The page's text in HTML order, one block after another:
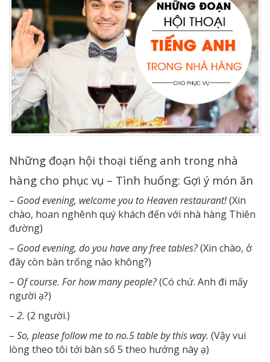
Những đoạn hội thoại tiếng anh trong nhà
hàng cho phục vụ – Tình huống: Gợi ý món ăn
– Good evening, welcome you to Heaven restaurant!(Xin
chào, hoan nghênh quý khách đến với nhà hàng Thiên
đường)
– Good evening, do you have any free tables?(Xin chào, ở
đây còn bàn trống nào không?)
– Of course. For how many people?(Có chứ. Anh đi mấy
người ạ?)
– 2. (2 người.)
– So, please follow me to no.5 table by this way. (Vậy vui
lòng theo tôi tới bàn số 5 theo hướng này ạ)